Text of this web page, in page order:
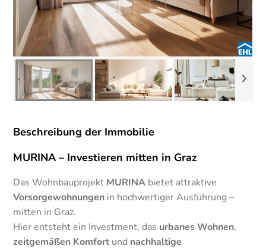
Beschreibung der Immobilie
MURINA – Investieren mitten in Graz
Das Wohnbauprojekt MURINA bietet attraktive
Vorsorgewohnungen in hochwertiger Ausführung –
mitten in Graz.
Hier entsteht ein Investment, das urbanes Wohnen,
zeitgemäßen Komfort und nachhaltige